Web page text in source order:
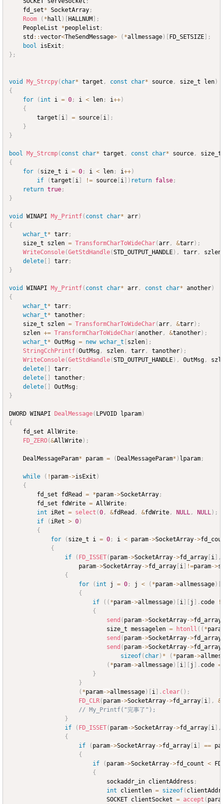
	fd_set
* SocketArray ;
Room
( * hall ) [HALLNUM] ;
	PeopleList
*peoplelist ;
	std
::vector<TheSendMessage> ( *allmessage) [ FD_SETSIZE] ;
bool
isExit ;
} ;
void My_Strcpy( char* target , const char* source , size_t len)
{
for
( int i = 0 ; i < len ; i++)
{
		target
[ i ] = source [ i ] ;
}
}
bool My_Strcmp( const char* target , const char* source ,
{
for
( size_t i = 0 ; i < len ; i++)
if
(target [ i ] != source [ i ] ) return false ;
return true ;
}
void WINAPI My_Printf( const char* arr)
{
wchar_t* tarr ;
	size_t szlen
= TransformCharToWideChar(arr , &tarr) ;
WriteConsole(GetStdHandle(STD_OUTPUT_HANDLE) , tarr ,
delete [ ] tarr ;
}
void WINAPI My_Printf( const char* arr , const char* another)
{
wchar_t* tarr ;
wchar_t* tanother ;
	size_t szlen
= TransformCharToWideChar(arr , &tarr) ;
	szlen
+= TransformCharToWideChar(another , &tanother) ;
wchar_t* OutMsg = new wchar_t [ szlen] ;
StringCchPrintf(OutMsg , szlen , tarr , tanother) ;
WriteConsole(GetStdHandle(STD_OUTPUT_HANDLE) , OutMsg ,
delete [ ] tarr ;
delete [ ] tanother ;
delete [ ] OutMsg ;
}
DWORD WINAPI DealMessage( LPVOID lparam)
{
	fd_set AllWrite
;
FD_ZERO(&AllWrite) ;
	DealMessageParam
* param = (DealMessageParam* ) lparam ;
while ( ! param->isExit )
{
		fd_set fdRead
= *param->SocketArray ;
		fd_set fdWrite
= AllWrite ;
int iRet = select (0 , &fdRead , &fdWrite , NULL , NULL ) ;
if
( iRet > 0)
{
for
( size_t i = 0 ; i < param->SocketArray->
{
if
( FD_ISSET( param->SocketArray->fd_array [ i ] ,
					param
->SocketArray->fd_array [ i ] !=param->
{
for
( int j = 0 ; j < ( *param->allmessage)
{
if
( ( *param->allmessage) [ i ] [ j ] . code
{
send ( param->SocketArray->fd_array
							size_t messagelen
= htonll ( ( *
send ( param->SocketArray->fd_array
send ( param->SocketArray->fd_array
sizeof( char) * ( *param->
( *param->allmessage) [ i ] [ j ] . code =
}
}
( *param->allmessage) [ i ] . clear( ) ;
FD_CLR( param->SocketArray->fd_array [ i ] , &
// My_Printf("完事了");
}
if
( FD_ISSET( param->SocketArray->fd_array [ i ] ,
{
if
( param->SocketArray->fd_array [ i ] ==
{
if
( param->SocketArray->fd_count <
{
							sockaddr_in clientAddress
;
int clientlen = sizeof(
							SOCKET clientSocket
= accept (